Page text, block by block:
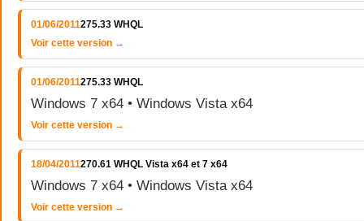
01/06/2011275.33 WHQL
Voir cette version →
01/06/2011275.33 WHQL
Windows 7 x64 • Windows Vista x64
Voir cette version →
18/04/2011270.61 WHQL Vista x64 et 7 x64
Windows 7 x64 • Windows Vista x64
Voir cette version →